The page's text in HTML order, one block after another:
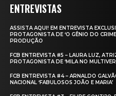
ENTREVISTAS
ASSISTA AQUI! EM ENTREVISTA
PROTAGONISTA DE ‘O GÊNIO DO
PRODUÇÃO
FCB ENTREVISTA #5 – LAURA LUZ,
PROTAGONISTA DE ‘MILA NO
FCB ENTREVISTA #4 – ARNALDO
NACIONAL ‘FABULOSOS JOÃO E MARIA’